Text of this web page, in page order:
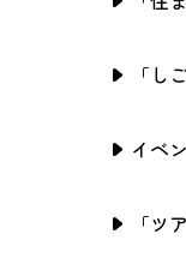
「し
イベ
「ツ